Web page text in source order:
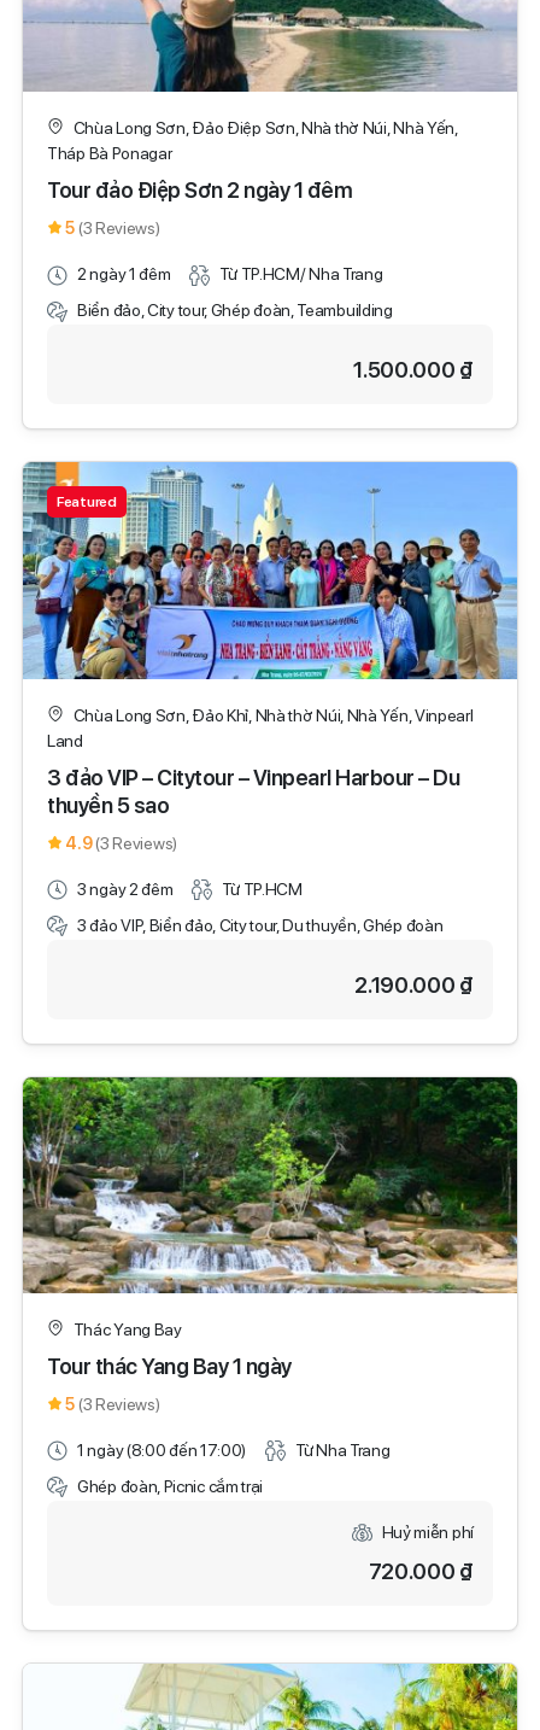
Chùa Long Sơn, Đảo Điệp Sơn, Nhà thờ Núi, Nhà Yến,
Tháp Bà Ponagar
Tour đảo Điệp Sơn 2 ngày 1 đêm
5 (3 Reviews)
2 ngày 1 đêm
Từ TP.HCM/ Nha Trang
Biển đảo, City tour, Ghép đoàn, Teambuilding
1.500.000 ₫
Featured
Chùa Long Sơn, Đảo Khỉ, Nhà thờ Núi, Nhà Yến, Vinpearl
Land
3 đảo VIP – Citytour – Vinpearl Harbour – Du
thuyền 5 sao
4.9(3 Reviews)
3 ngày 2 đêm
Từ TP.HCM
3 đảo VIP, Biển đảo, City tour, Du thuyền, Ghép đoàn
2.190.000 ₫
Thác Yang Bay
Tour thác Yang Bay 1 ngày
5 (3 Reviews)
1 ngày (8:00 đến 17:00)
Từ Nha Trang
Ghép đoàn, Picnic cắm trại
Huỷ miễn phí
720.000 ₫